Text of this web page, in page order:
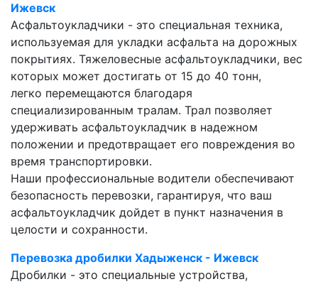
Ижевск
Асфальтоукладчики - это специальная техника,
используемая для укладки асфальта на дорожных
покрытиях. Тяжеловесные асфальтоукладчики, вес
которых может достигать от 15 до 40 тонн,
легко перемещаются благодаря
специализированным тралам. Трал позволяет
удерживать асфальтоукладчик в надежном
положении и предотвращает его повреждения во
время транспортировки.
Наши профессиональные водители обеспечивают
безопасность перевозки, гарантируя, что ваш
асфальтоукладчик дойдет в пункт назначения в
целости и сохранности.
Перевозка дробилки Хадыженск - Ижевск
Дробилки - это специальные устройства,